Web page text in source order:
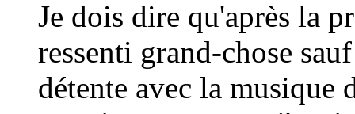
Je dois dire qu'après la
ressenti grand-chose
détente avec la musique